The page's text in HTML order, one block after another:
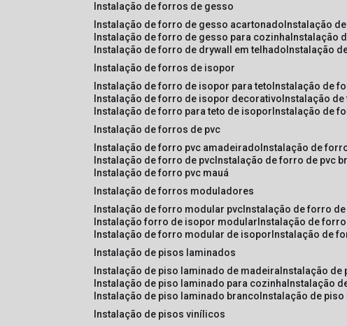
instalação de forros de gesso
instalação de forro de gesso acartonado instalação
instalação de forro de gesso para cozinha instalação
instalação de forro de drywall em telhado instalação
instalação de forros de isopor
instalação de forro de isopor para teto instalação de
instalação de forro de isopor decorativo instalação
instalação de forro para teto de isopor instalação de
instalação de forros de pvc
instalação de forro pvc amadeirado instalação de
instalação de forro de pvc instalação de forro de pvc
instalação de forro pvc mauá
instalação de forros moduladores
instalação de forro modular pvc instalação de forro
instalação forro de isopor modular instalação de
instalação de forro modular de isopor instalação de
instalação de pisos laminados
instalação de piso laminado de madeira instalação
instalação de piso laminado para cozinha instalação
instalação de piso laminado branco instalação de
instalação de pisos vinílicos